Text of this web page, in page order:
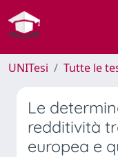
UNITesi Tutte le
Le
redditività
europea e